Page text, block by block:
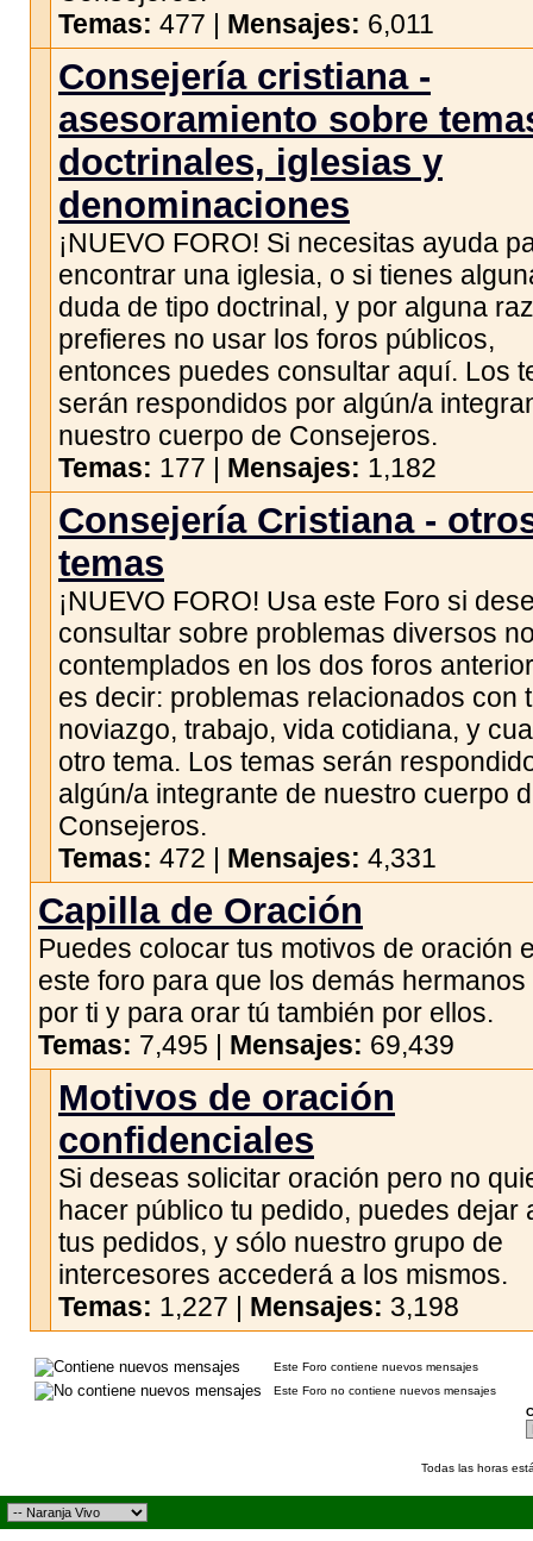
Temas: 477 | Mensajes: 6,011
Consejería cristiana -
asesoramiento sobre
doctrinales, iglesias y
denominaciones
¡NUEVO FORO! Si necesitas ayuda
encontrar una iglesia, o si tienes
duda de tipo doctrinal, y por alguna
prefieres no usar los foros públicos,
entonces puedes consultar aquí. Los
serán respondidos por algún/a
nuestro cuerpo de Consejeros.
Temas: 177 | Mensajes: 1,182
Consejería Cristiana -
temas
¡NUEVO FORO! Usa este Foro si
consultar sobre problemas diversos
contemplados en los dos foros
es decir: problemas relacionados con
noviazgo, trabajo, vida cotidiana, y
otro tema. Los temas serán
algún/a integrante de nuestro cuerpo
Consejeros.
Temas: 472 | Mensajes: 4,331
Capilla de Oración
Puedes colocar tus motivos de oración
este foro para que los demás hermanos
por ti y para orar tú también por ellos.
Temas: 7,495 | Mensajes: 69,439
Motivos de oración
confidenciales
Si deseas solicitar oración pero no
hacer público tu pedido, puedes dejar
tus pedidos, y sólo nuestro grupo de
intercesores accederá a los mismos.
Temas: 1,227 | Mensajes: 3,198
Este Foro contiene nuevos mensajes
Este Foro no contiene nuevos mensajes
Todas las horas